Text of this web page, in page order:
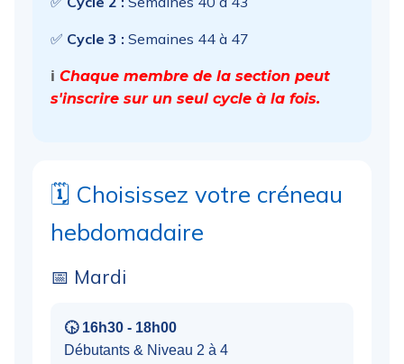
✅ Cycle 3 : Semaines 44 à 47
ℹ️ Chaque membre de la section peut
s'inscrire sur un seul cycle à la fois.
🗓️ Choisissez votre créneau
hebdomadaire
📅 Mardi
🕟 16h30 - 18h00
Débutants & Niveau 2 à 4